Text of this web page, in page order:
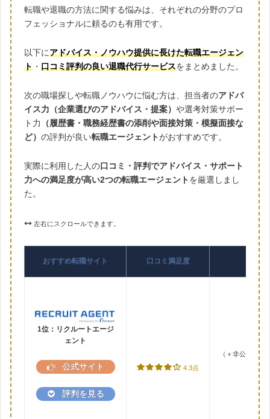
転職や退職の方法に関する悩みは、それぞれの分野のプロ
フェッショナルに頼るのも有用です。
以下にアドバイス・ノウハウ提供に長けた転職エージェン
ト ・ 口コミ評判の良い退職代行サービスをまとめました。
次の職場探しや転職ノウハウに悩む方は、担当者のアドバ
イス力（企業選びのアドバイス・提案） や選考対策サポー
ト力
（履歴書・職務経歴書の添削や面接対策・模擬面接な
ど） の評判が良い転職エージェントがおすすめです。
実際に利用した人の口コミ・評判でアドバイス・サポート
力への満足度が高い2つの転職エージェントを厳選しまし
た。
左右にスクロールできます。
おすすめ転職サイト 口コミ満足度
1位：リクルートエージ
ェント
公式サイト
評判を見る
4.3点
（＋非公開求人